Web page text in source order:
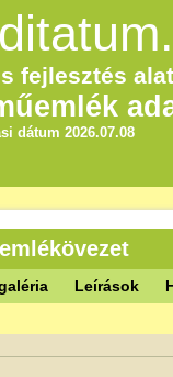
fejlesztés
dátum 2026.07.08
Leírások